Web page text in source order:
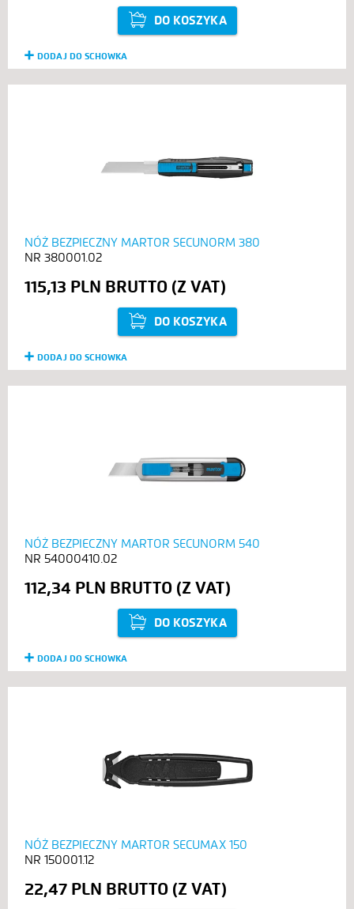
DO KOSZYKA
DODAJ DO SCHOWKA
NÓŻ BEZPIECZNY MARTOR SECUNORM 380
380001.02
115,13 PLN
DO KOSZYKA
DODAJ DO SCHOWKA
NÓŻ BEZPIECZNY MARTOR SECUNORM 540
54000410.02
112,34 PLN
DO KOSZYKA
DODAJ DO SCHOWKA
NÓŻ BEZPIECZNY MARTOR SECUMAX 150
150001.12
22,47 PLN